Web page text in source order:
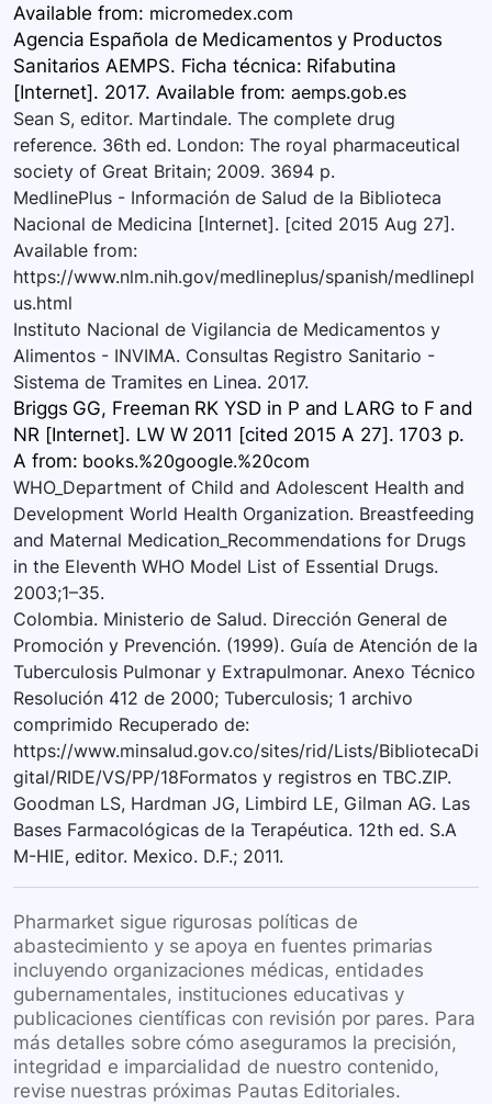
Available from: micromedex.com
Agencia Española de Medicamentos y Productos
Sanitarios AEMPS. Ficha técnica: Rifabutina
[Internet]. 2017. Available from:aemps.gob.es
Sean S, editor. Martindale. The complete drug
reference. 36th ed. London: The royal pharmaceutical
society of Great Britain; 2009. 3694 p.
MedlinePlus - Información de Salud de la Biblioteca
Nacional de Medicina [Internet]. [cited 2015 Aug 27].
Available from:
https://www.nlm.nih.gov/medlineplus/spanish/medlinepl
us.html
Instituto Nacional de Vigilancia de Medicamentos y
Alimentos - INVIMA. Consultas Registro Sanitario -
Sistema de Tramites en Linea. 2017.
Briggs GG, Freeman RK YSD in P and LARG to F and
NR [Internet]. LW W 2011 [cited 2015 A 27]. 1703 p.
A from: books.%20google.%20com
WHO_Department of Child and Adolescent Health and
Development World Health Organization. Breastfeeding
and Maternal Medication_Recommendations for Drugs
in the Eleventh WHO Model List of Essential Drugs.
2003;1–35.
Colombia. Ministerio de Salud. Dirección General de
Promoción y Prevención. (1999). Guía de Atención de la
Tuberculosis Pulmonar y Extrapulmonar. Anexo Técnico
Resolución 412 de 2000; Tuberculosis; 1 archivo
comprimido Recuperado de:
https://www.minsalud.gov.co/sites/rid/Lists/BibliotecaDi
gital/RIDE/VS/PP/18Formatos y registros en TBC.ZIP.
Goodman LS, Hardman JG, Limbird LE, Gilman AG. Las
Bases Farmacológicas de la Terapéutica. 12th ed. S.A
M-HIE, editor. Mexico. D.F.; 2011.
Pharmarket sigue rigurosas políticas de
abastecimiento y se apoya en fuentes primarias
incluyendo organizaciones médicas, entidades
gubernamentales, instituciones educativas y
publicaciones científicas con revisión por pares. Para
más detalles sobre cómo aseguramos la precisión,
integridad e imparcialidad de nuestro contenido,
revise nuestras próximas Pautas Editoriales.